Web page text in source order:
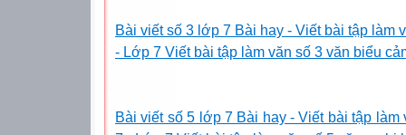
Bài viết số 3 lớp 7 Bài hay - Viết bài tập làm
- Lớp 7 Viết bài tập làm văn số 3 văn biểu
Bài viết số 5 lớp 7 Bài hay - Viết bài tập